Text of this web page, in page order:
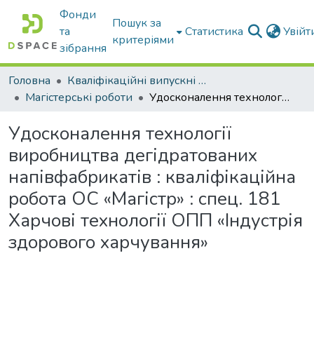
Фонди
та
зібрання
Пошук за
критеріями
Статистика
Головна
Кваліфікаційні випускні роботи бакалаврів і магістрів
Магістерські роботи
Удосконалення технології виробництва дегідратованих напівфабрикатів : кваліфікаційна робота ОС «Магістр» : спец. 181 Харчові технології ОПП «Індустрія здорового харчування»
Удосконалення технології
виробництва дегідратованих
напівфабрикатів : кваліфікаційна
робота ОС «Магістр» : спец. 181
Харчові технології ОПП «Індустрія
здорового харчування»